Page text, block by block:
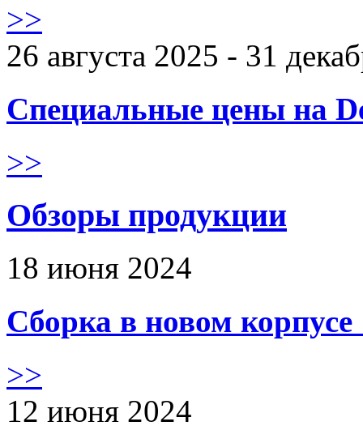
>>
26 августа 2025 - 31
Специальные цены на
>>
Обзоры продукции
18 июня 2024
Сборка в новом
>>
12 июня 2024